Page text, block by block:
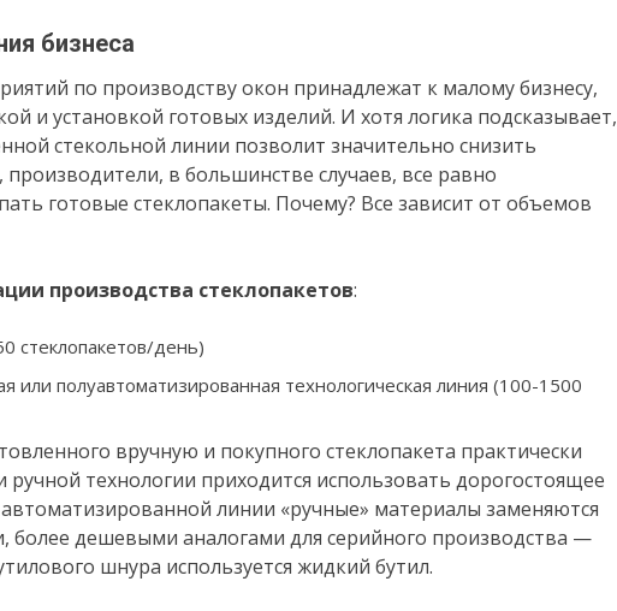
бизнеса
по производству окон принадлежат к малому бизнесу,
и установкой готовых изделий. И хотя логика подсказывает,
стекольной линии позволит значительно снизить
производители, в большинстве случаев, все равно
готовые стеклопакеты. Почему? Все зависит от объемов
производства стеклопакетов:
стеклопакетов/день)
или полуавтоматизированная технологическая линия (100-1500
вручную и покупного стеклопакета практически
технологии приходится использовать дорогостоящее
линии «ручные» материалы заменяются
более дешевыми аналогами для серийного производства —
шнура используется жидкий бутил.